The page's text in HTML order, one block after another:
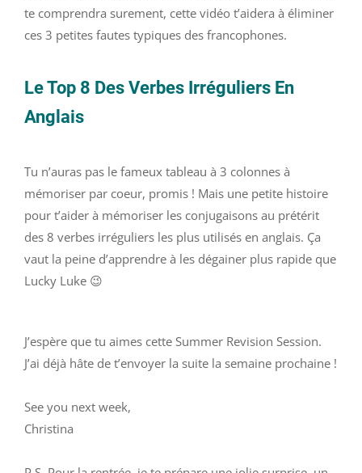
te comprendra surement, cette vidéo t’aidera à éliminer
ces 3 petites fautes typiques des francophones.
Le Top 8 Des Verbes Irréguliers En
Anglais
Tu n’auras pas le fameux tableau à 3 colonnes à
mémoriser par coeur, promis ! Mais une petite histoire
pour t’aider à mémoriser les conjugaisons au prétérit
des 8 verbes irréguliers les plus utilisés en anglais. Ça
vaut la peine d’apprendre à les dégainer plus rapide que
Lucky Luke 😉
J’espère que tu aimes cette Summer Revision Session.
J’ai déjà hâte de t’envoyer la suite la semaine prochaine !
See you next week,
Christina